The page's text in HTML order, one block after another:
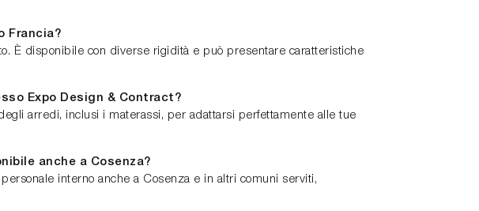
Francia?
È disponibile con diverse rigidità e può presentare caratteristiche
Expo Design & Contract?
arredi, inclusi i materassi, per adattarsi perfettamente alle tue
anche a Cosenza?
interno anche a Cosenza e in altri comuni serviti,